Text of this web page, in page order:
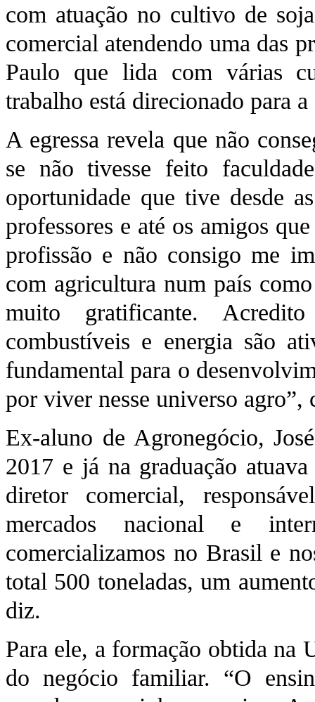
com atuação no cultivo de
comercial atendendo uma das
Paulo que lida com várias
trabalho está direcionado para a
A egressa revela que não
se não tivesse feito
oportunidade que tive desde
professores e até os amigos
profissão e não consigo me
com agricultura num país
muito gratificante.
combustíveis e energia são
fundamental para o
por viver nesse universo agro”,
Ex-aluno de Agronegócio,
2017 e já na graduação­
diretor comercial,
mercados nacional e
comercializamos no Brasil e
total 500 toneladas, um
diz.
Para ele, a formação obtida na
do negócio familiar. “O